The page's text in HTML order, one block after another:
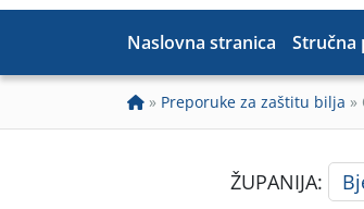
Naslovna stranica Stručna
» Preporuke za zaštitu bilja »
ŽUPANIJA: